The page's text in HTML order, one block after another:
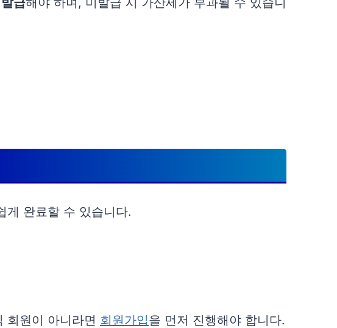
게 완료할 수 있습니다.
회원이 아니라면 회원가입을 먼저 진행해야 합니다.